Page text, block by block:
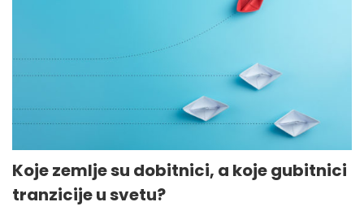
Koje zemlje su dobitnici, a koje gubitnici
tranzicije u svetu?